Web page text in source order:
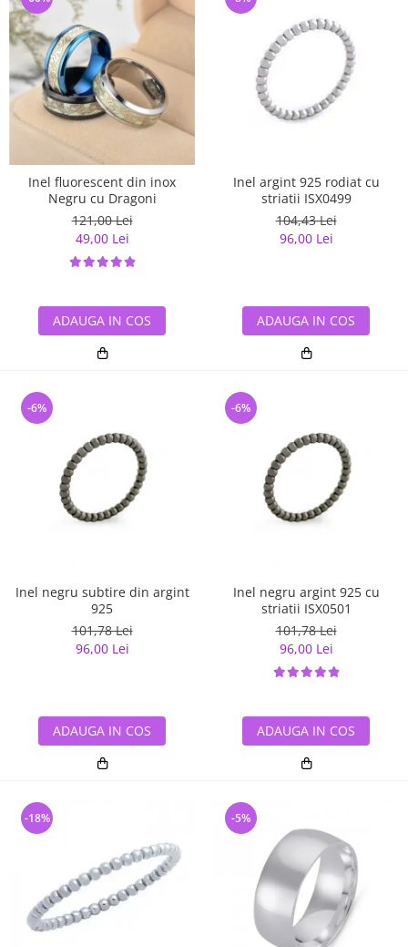
Inel fluorescent din inox
Negru cu Dragoni
121,00 Lei
49,00 Lei
ADAUGA IN COS
Inel argint 925 rodiat cu
striatii ISX0499
104,43 Lei
96,00 Lei
ADAUGA IN COS
Inel negru subtire din argint
925
101,78 Lei
96,00 Lei
-6%
ADAUGA IN COS
Inel negru argint 925 cu
striatii ISX0501
101,78 Lei
96,00 Lei
-6%
ADAUGA IN COS
-18% -5%